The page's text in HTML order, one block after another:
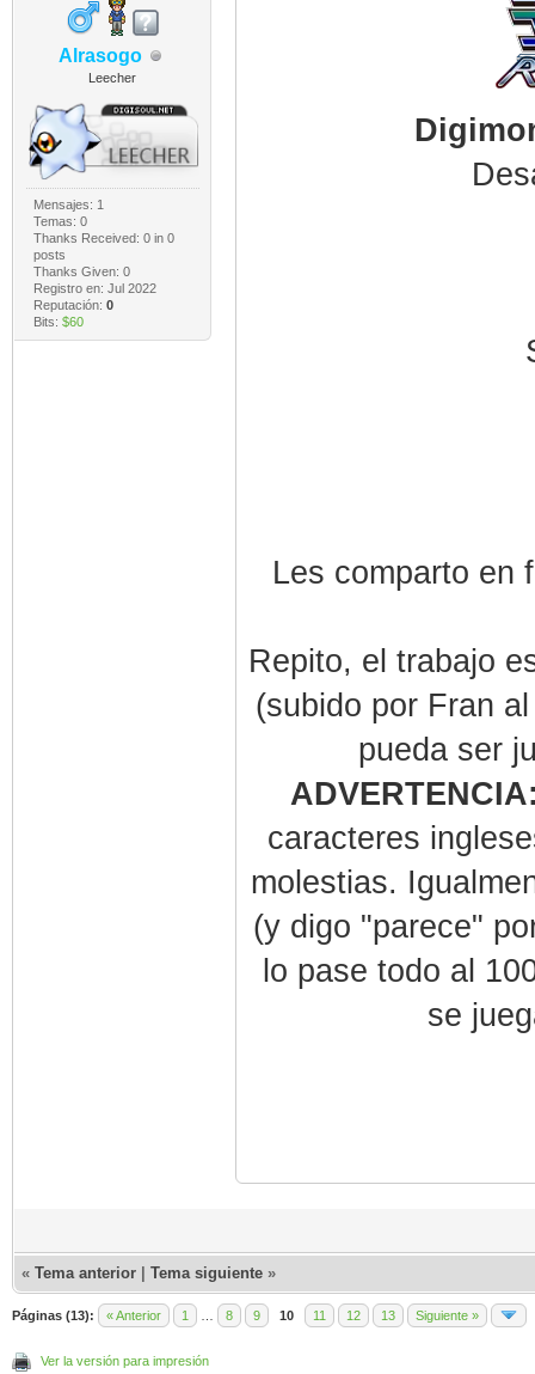
Alrasogo
Leecher
Mensajes: 1
Temas: 0
Thanks Received: 0in 0
posts
Thanks Given: 0
Registro en: Jul 2022
Reputación: 0
Bits: $60
Les comparto en
Repito, el trabajo
(subido por Fran
pueda ser
caracteres
molestias.
(y digo "parece"
lo pase todo al
se
« Tema anterior Tema siguiente »
Páginas (13): « Anterior 1 8 9 10 11 12 13 Siguiente »
Ver la versión para impresión